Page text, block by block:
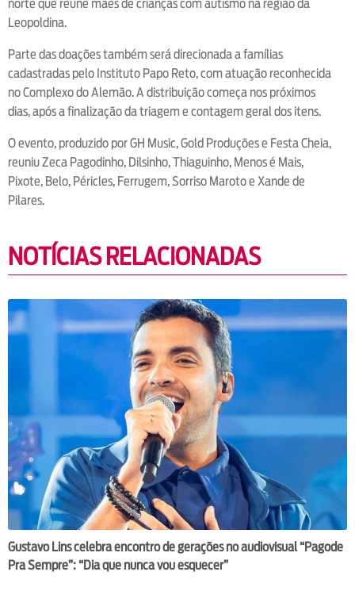
norte que reúne mães de crianças com autismo na região da
Leopoldina.
Parte das doações também será direcionada a famílias
cadastradas pelo Instituto Papo Reto, com atuação reconhecida
no Complexo do Alemão. A distribuição começa nos próximos
dias, após a finalização da triagem e contagem geral dos itens.
O evento, produzido por GH Music, Gold Produções e Festa Cheia,
reuniu Zeca Pagodinho, Dilsinho, Thiaguinho, Menos é Mais,
Pixote, Belo, Péricles, Ferrugem, Sorriso Maroto e Xande de
Pilares.
NOTÍCIAS RELACIONADAS
Gustavo Lins celebra encontro de gerações no audiovisual “Pagode
Pra Sempre”: “Dia que nunca vou esquecer”